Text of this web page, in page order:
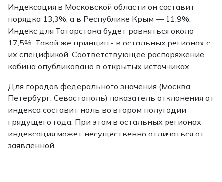
Индексация в Московской области он составит
порядка 13,3%, а в Республике Крым — 11,9%.
Индекс для Татарстана будет равняться около
17,5%. Такой же принцип - в остальных регионах с
их спецификой. Соответствующее распоряжение
кабина опубликовано в открытых источниках.
Для городов федерального значения (Москва,
Петербург, Севастополь) показатель отклонения от
индекса составит ноль во втором полугодии
грядущего года. При этом в остальных регионах
индексация может несущественно отличаться от
заявленной.